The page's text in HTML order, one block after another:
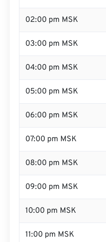
02:00 pm MSK
03:00 pm MSK
04:00 pm MSK
05:00 pm MSK
06:00 pm MSK
07:00 pm MSK
08:00 pm MSK
09:00 pm MSK
10:00 pm MSK
11:00 pm MSK